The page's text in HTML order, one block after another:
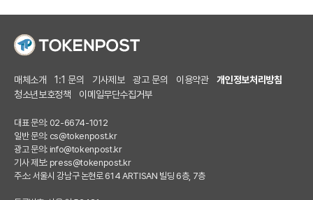
매체소개 1:1 문의 기사제보 광고 문의 이용약관
개인정보처리방침
청소년보호정책
이메일무단수집거부
대표 문의: 02-6674-1012
일반 문의: cs@tokenpost.kr
광고 문의: info@tokenpost.kr
기사 제보: press@tokenpost.kr
주소: 서울시 강남구 논현로 614 ARTISAN 빌딩 6층, 7층